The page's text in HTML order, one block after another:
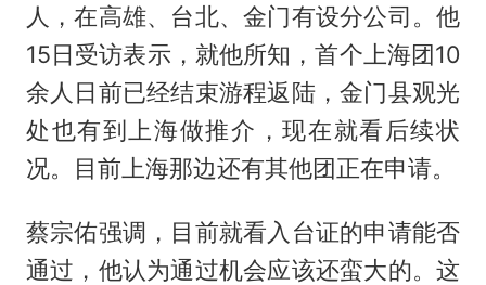
人，在高雄、台北、金门有设分公司。他
15日受访表示，就他所知，首个上海团10
余人日前已经结束游程返陆，金门县观光
处也有到上海做推介，现在就看后续状
况。目前上海那边还有其他团正在申请。
蔡宗佑强调，目前就看入台证的申请能否
通过，他认为通过机会应该还蛮大的。这